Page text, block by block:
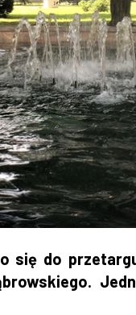
się do